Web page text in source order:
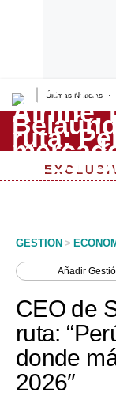
Últimas Noticias
Lo último
Peru Quiosco
Management &
Perú
Política
Tu Dinero
GESTION >
Añadir
CEO de
ruta:
donde
2026″